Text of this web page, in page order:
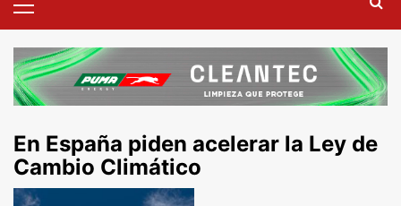
En España piden acelerar la Ley de
Cambio Climático